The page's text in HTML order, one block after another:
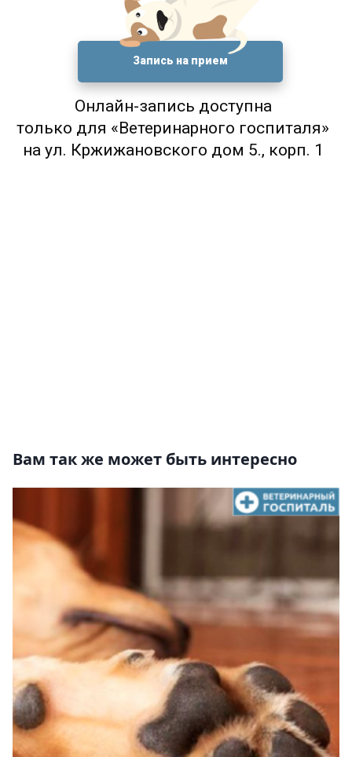
Онлайн-запись доступна
только для «Ветеринарного госпиталя»
на ул. Кржижановского дом 5., корп. 1
Запись на прием
Вам так же может быть интересно